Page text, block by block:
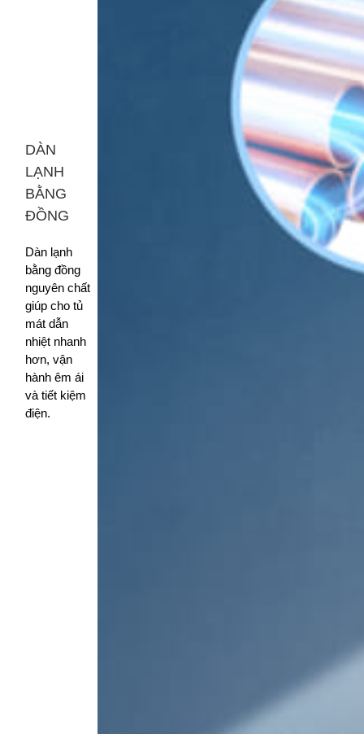
DÀN
LẠNH
BẰNG
ĐỒNG
Dàn lạnh
bằng đồng
nguyên chất
giúp cho tủ
mát dẫn
nhiệt nhanh
hơn, vận
hành êm ái
và tiết kiệm
điện.